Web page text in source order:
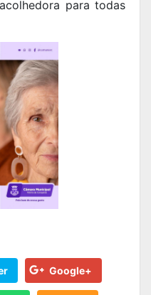
para todas
Google+